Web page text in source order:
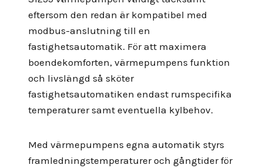
eftersom den redan är kompatibel med
modbus-anslutning till en
fastighetsautomatik. För att maximera
boendekomforten, värmepumpens funktion
och livslängd så sköter
fastighetsautomatiken endast rumspecifika
temperaturer samt eventuella kylbehov.
Med värmepumpens egna automatik styrs
framledningstemperaturer och gångtider för